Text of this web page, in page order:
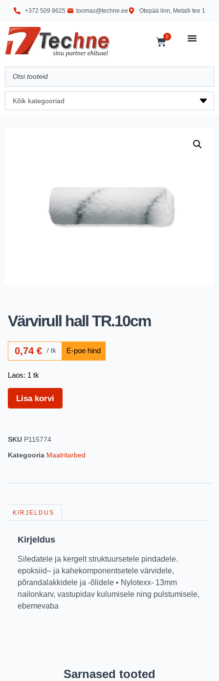
+372 509 8625 toomas@techne.ee Otepää linn, Metalli tee 1
0
Värvirull hall TR.10cm
0,74€ tk
Laos: 1 tk
Lisa korvi
SKU P115774
Kategooria Maalritarbed
KIRJELDUS
Kirjeldus
Siledatele ja kergelt struktuursetele pindadele.
epoksiid– ja kahekomponentsetele värvidele,
põrandalakkidele ja -õlidele • Nylotexx- 13mm
nailonkarv, vastupidav kulumisele ning pulstumisele,
ebemevaba
Sarnased tooted